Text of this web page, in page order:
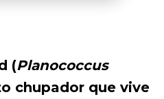
(Planococcus
chupador que vive